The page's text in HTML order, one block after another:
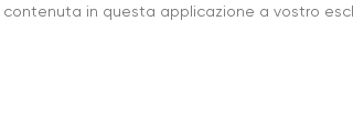
in questa applicazione a vostro